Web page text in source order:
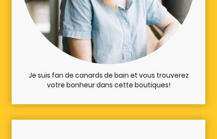
Je suis fan de canards de bain et vous trouverez
votre bonheur dans cette boutiques!